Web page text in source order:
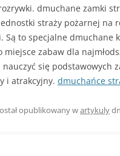
dmuchane zamki
straży pożarnej na
Są to specjalne dmuchane
miejsce zabaw dla
nauczyć się podstawowych
i atrakcyjny. dmuchańce
opublikowany wartykuly